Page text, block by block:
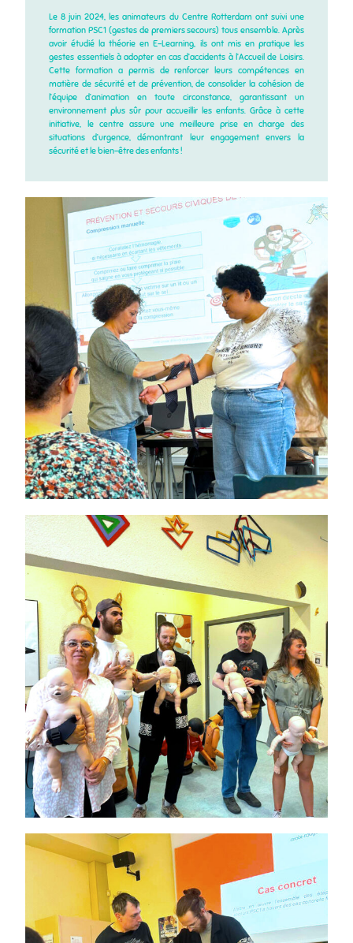
Le 8 juin 2024, les animateurs du Centre Rotterdam ont suivi une
formation PSC1 (gestes de premiers secours) tous ensemble. Après
avoir étudié la théorie en E-Learning, ils ont mis en pratique les
gestes essentiels à adopter en cas d’accidents à l’Accueil de Loisirs.
Cette formation a permis de renforcer leurs compétences en
matière de sécurité et de prévention, de consolider la cohésion de
l’équipe d’animation en toute circonstance, garantissant un
environnement plus sûr pour accueillir les enfants. Grâce à cette
initiative, le centre assure une meilleure prise en charge des
situations d’urgence, démontrant leur engagement envers la
sécurité et le bien-être des enfants !